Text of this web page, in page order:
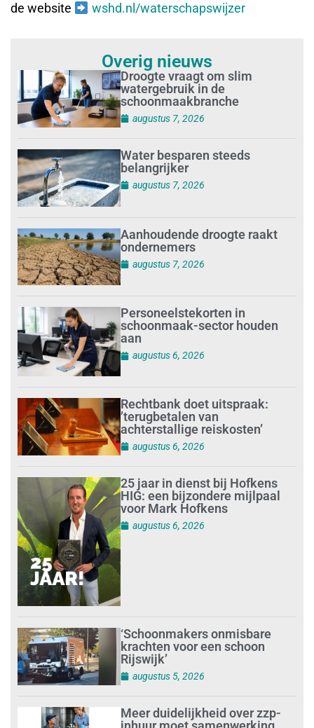
de website
wshd.nl/waterschapswijzer
Overig nieuws
Droogte vraagt om slim
watergebruik in de
schoonmaakbranche
augustus 7, 2026
Water besparen steeds
belangrijker
augustus 7, 2026
Aanhoudende droogte raakt
ondernemers
augustus 7, 2026
Personeelstekorten in
schoonmaak-sector houden
aan
augustus 6, 2026
Rechtbank doet uitspraak:
’terugbetalen van
achterstallige reiskosten’
augustus 6, 2026
25 jaar in dienst bij Hofkens
HIG: een bijzondere mijlpaal
voor Mark Hofkens
augustus 6, 2026
‘Schoonmakers onmisbare
krachten voor een schoon
Rijswijk’
augustus 5, 2026
Meer duidelijkheid over zzp-